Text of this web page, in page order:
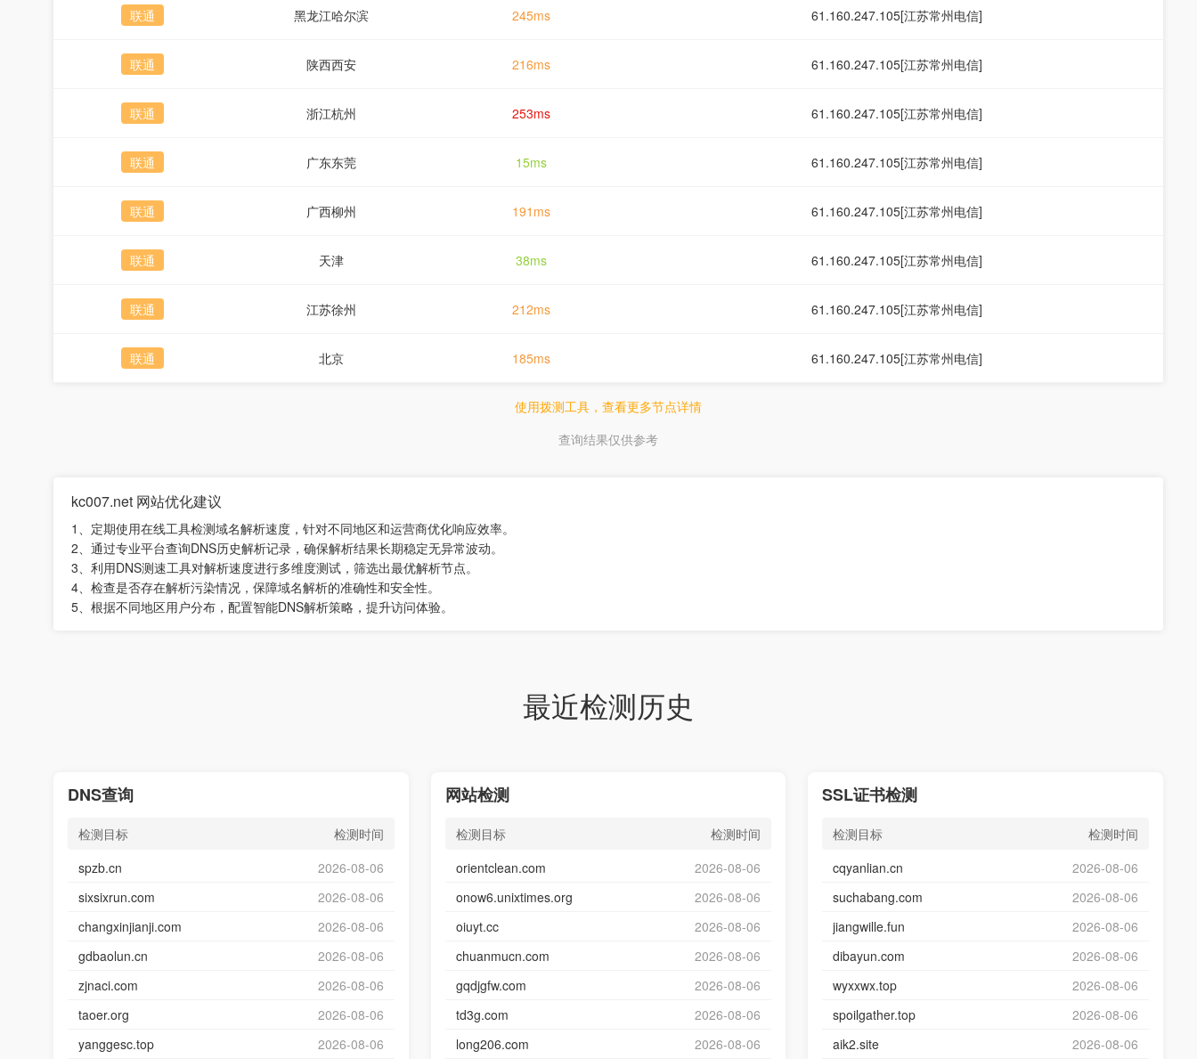
联通 黑龙江哈尔滨 245ms 61.160.247.105[江苏常州电信]
联通 陕西西安 216ms 61.160.247.105[江苏常州电信]
联通 浙江杭州 253ms 61.160.247.105[江苏常州电信]
联通 广东东莞 15ms 61.160.247.105[江苏常州电信]
联通 广西柳州 191ms 61.160.247.105[江苏常州电信]
联通 天津 38ms 61.160.247.105[江苏常州电信]
联通 江苏徐州 212ms 61.160.247.105[江苏常州电信]
联通 北京 185ms 61.160.247.105[江苏常州电信]
使用拨测工具，查看更多节点详情
查询结果仅供参考
kc007.net 网站优化建议
1、定期使用在线工具检测域名解析速度，针对不同地区和运营商优化响应效率。
2、通过专业平台查询DNS历史解析记录，确保解析结果长期稳定无异常波动。
3、利用DNS测速工具对解析速度进行多维度测试，筛选出最优解析节点。
4、检查是否存在解析污染情况，保障域名解析的准确性和安全性。
5、根据不同地区用户分布，配置智能DNS解析策略，提升访问体验。
最近检测历史
DNS查询
检测目标
检测时间
spzb.cn
2026-08-06
sixsixrun.com
2026-08-06
changxinjianji.com
2026-08-06
gdbaolun.cn
2026-08-06
zjnaci.com
2026-08-06
taoer.org
2026-08-06
yanggesc.top
2026-08-06
网站检测
检测目标
检测时间
orientclean.com
2026-08-06
onow6.unixtimes.org
2026-08-06
oiuyt.cc
2026-08-06
chuanmucn.com
2026-08-06
gqdjgfw.com
2026-08-06
td3g.com
2026-08-06
long206.com
2026-08-06
SSL证书检测
检测目标
检测时间
cqyanlian.cn
2026-08-06
suchabang.com
2026-08-06
jiangwille.fun
2026-08-06
dibayun.com
2026-08-06
wyxxwx.top
2026-08-06
spoilgather.top
2026-08-06
aik2.site
2026-08-06